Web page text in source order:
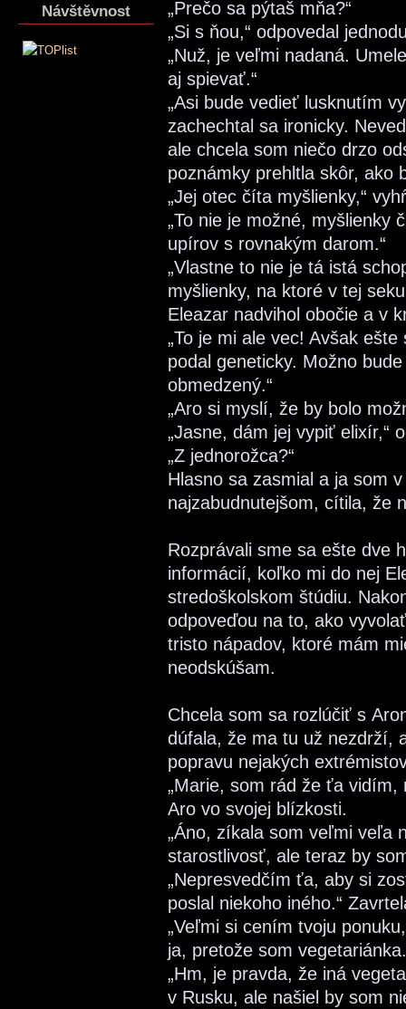
Návštěvnost
„Prečo sa pýtaš mňa?“
„Si s ňou,“ odpovedal
„Nuž, je veľmi nadaná.
aj spievať.“
„Asi bude vedieť lusknutím
zachechtal sa ironicky.
ale chcela som niečo drzo
poznámky prehltla skôr, ako
„Jej otec číta myšlienky,“
„To nie je možné, myšlienky
upírov s rovnakým darom.“
„Vlastne to nie je tá istá
myšlienky, na ktoré v tej
Eleazar nadvihol obočie a v
„To je mi ale vec! Avšak
podal geneticky. Možno
obmedzený.“
„Aro si myslí, že by bolo
„Jasne, dám jej vypiť elixír,“
„Z jednorožca?“
Hlasno sa zasmial a ja som
najzabudnutejšom, cítila, že
Rozprávali sme sa ešte dve
informácií, koľko mi do nej
stredoškolskom štúdiu.
odpoveďou na to, ako
tristo nápadov, ktoré mám
neodskúšam.
Chcela som sa rozlúčiť s
dúfala, že ma tu už nezdrží,
popravu nejakých
„Marie, som rád že ťa vidím,
Aro vo svojej blízkosti.
„Áno, zíkala som veľmi veľa
starostlivosť, ale teraz by
„Nepresvedčím ťa, aby si
poslal niekoho iného.“
„Veľmi si cením tvoju
ja, pretože som
„Hm, je pravda, že iná
v Rusku, ale našiel by som